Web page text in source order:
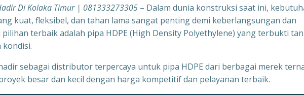
Di Kolaka Timur | 081333273305 – Dalam dunia konstruksi saat ini,
kuat, fleksibel, dan tahan lama sangat penting demi keberlangsungan dan
pilihan terbaik adalah pipa HDPE (High Density Polyethylene) yang terbukti
sebagai distributor terpercaya untuk pipa HDPE dari berbagai merek
besar dan kecil dengan harga kompetitif dan pelayanan terbaik.